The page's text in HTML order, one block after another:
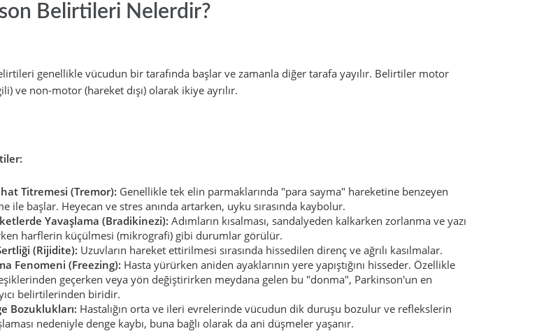
Belirtileri Nelerdir?
genellikle vücudun bir tarafında başlar ve zamanla diğer tarafa yayılır. Belirtiler motor
ve non-motor (hareket dışı) olarak ikiye ayrılır.
Titremesi (Tremor): Genellikle tek elin parmaklarında "para sayma" hareketine benzeyen
ile başlar. Heyecan ve stres anında artarken, uyku sırasında kaybolur.
Yavaşlama (Bradikinezi): Adımların kısalması, sandalyeden kalkarken zorlanma ve yazı
harflerin küçülmesi (mikrografi) gibi durumlar görülür.
(Rijidite): Uzuvların hareket ettirilmesi sırasında hissedilen direnç ve ağrılı kasılmalar.
Fenomeni (Freezing): Hasta yürürken aniden ayaklarının yere yapıştığını hisseder. Özellikle
geçerken veya yön değiştirirken meydana gelen bu "donma", Parkinson'un en
belirtilerinden biridir.
Bozuklukları: Hastalığın orta ve ileri evrelerinde vücudun dik duruşu bozulur ve reflekslerin
nedeniyle denge kaybı, buna bağlı olarak da ani düşmeler yaşanır.